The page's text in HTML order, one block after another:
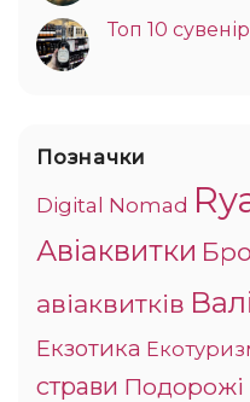
Топ 10
Позначки
Digital Nomad
Авіаквитки
авіаквитків
Екзотика
страви Подорожі